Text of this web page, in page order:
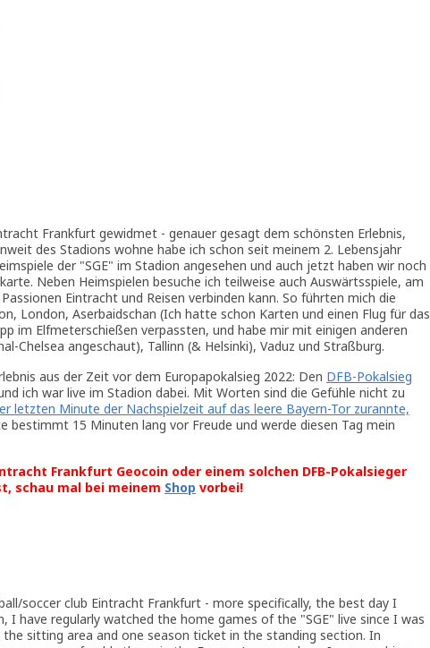
Frankfurt gewidmet - genauer gesagt dem schönsten Erlebnis,
des Stadions wohne habe ich schon seit meinem 2. Lebensjahr
der "SGE" im Stadion angesehen und auch jetzt haben wir noch
Neben Heimspielen besuche ich teilweise auch Auswärtsspiele, am
Eintracht und Reisen verbinden kann. So führten mich die
London, Aserbaidschan (Ich hatte schon Karten und einen Flug für das
im Elfmeterschießen verpassten, und habe mir mit einigen anderen
Chelsea angeschaut), Tallinn (& Helsinki), Vaduz und Straßburg.
aus der Zeit vor dem Europapokalsieg 2022: Den DFB-Pokalsieg
ich war live im Stadion dabei. Mit Worten sind die Gefühle nicht zu
letzten Minute der Nachspielzeit auf das leere Bayern-Tor zurannte,
bestimmt 15 Minuten lang vor Freude und werde diesen Tag mein
Frankfurt Geocoin oder einem solchen DFB-Pokalsieger
schau mal bei meinem Shop vorbei!
soccer club Eintracht Frankfurt - more specifically, the best day I
I have regularly watched the home games of the "SGE" live since I was
sitting area and one season ticket in the standing section. In